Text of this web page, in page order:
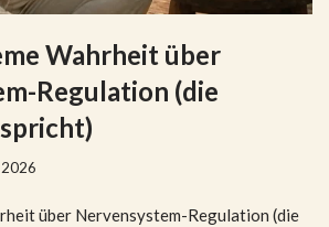
Wahrheit über
Regulation (die
über Nervensystem-Regulation (die